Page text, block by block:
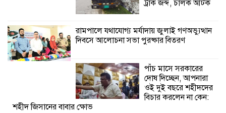
কালিগঞ্জে নিখোঁজ জেলের মরদেহ অবশেষে
মিলল ইছামতী নদীতে
শ্রীউলা ইউনিয়ন
অনুষ্ঠিত
শ্যামনগরে জলবায়ু সহনশীল জনগোষ্ঠী গঠনে
প্রকল্পের অংশগ্রহণমূলক শিখন ও অভিজ্ঞতা
ট্রাক জব্দ, চালক আটক
রামপালে যথাযোগ্য মর্যাদায় জুলাই গণঅভ্যুত্থান
দিবসে আলোচনা সভা পুরষ্কার বিতরণ
পাঁচ মাসে সরকারের
দোষ দিচ্ছেন, আপনারা
ওই দুই বছরে শহীদদের
বিচার করলেন না কেন:
শহীদ জিসানের বাবার ক্ষোভ